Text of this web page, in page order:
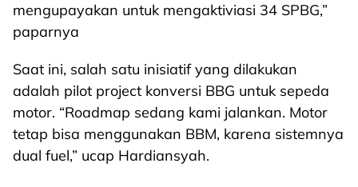
mengupayakan untuk mengaktiviasi 34 SPBG,”
paparnya
Saat ini, salah satu inisiatif yang dilakukan
adalah pilot project konversi BBG untuk sepeda
motor. “Roadmap sedang kami jalankan. Motor
tetap bisa menggunakan BBM, karena sistemnya
dual fuel,” ucap Hardiansyah.